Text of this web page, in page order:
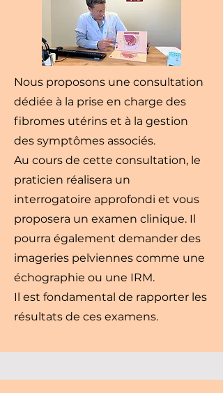
Nous proposons une consultation
dédiée à la prise en charge des
fibromes utérins et à la gestion
des symptômes associés.
Au cours de cette consultation, le
praticien réalisera un
interrogatoire approfondi et vous
proposera un examen clinique. Il
pourra également demander des
imageries pelviennes comme une
échographie ou une IRM.
Il est fondamental de rapporter les
résultats de ces examens.